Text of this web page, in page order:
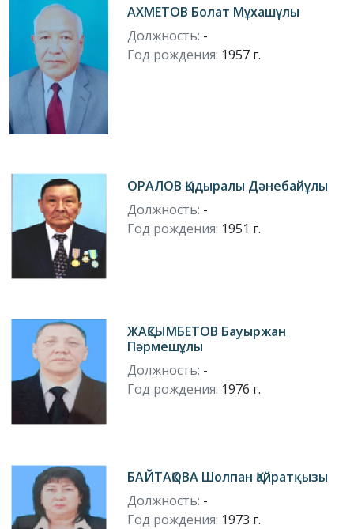
АХМЕТОВ Болат Мұхашұлы
Должность: -
Год рождения: 1957 г.
ОРАЛОВ Қыдыралы Дәнебайұлы
Должность: -
Год рождения: 1951 г.
ЖАҚСЫМБЕТОВ Бауыржан
Пәрмешұлы
Должность: -
Год рождения: 1976 г.
БАЙТАҚОВА Шолпан Қайратқызы
Должность: -
Год рождения: 1973 г.